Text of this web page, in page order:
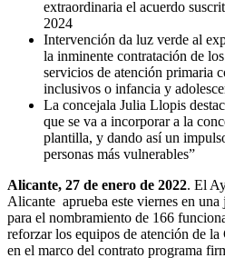
extraordinaria el acuerdo
2024
Intervención da luz verde al
la inminente contratación de
servicios de atención primaria
inclusivos o infancia y
La concejala Julia Llopis
que se va a incorporar a la
plantilla, y dando así un
personas más vulnerables”
Alicante, 27 de enero de 2022. El
Alicante aprueba este viernes en
para el nombramiento de 166
reforzar los equipos de atención de
en el marco del contrato programa